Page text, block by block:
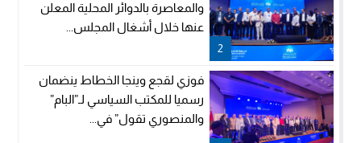
2
والمعاصرة بالدوائر المحلية المعلن
عنها خلال أشغال المجلس...
فوزي لقجع وينجا الخطاط ينضمان
رسميا للمكتب السياسي لـ”البام”
والمنصوري تقول” في...